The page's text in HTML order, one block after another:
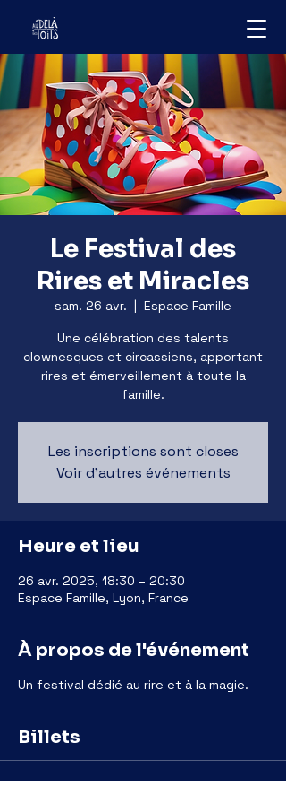
Le Festival des
Rires et Miracles
sam. 26 avr.
  |
Espace Famille
Une célébration des talents
clownesques et circassiens, apportant
rires et émerveillement à toute la
famille.
Les inscriptions sont closes
Voir d'autres événements
Heure et lieu
26 avr. 2025, 18:30 – 20:30
Espace Famille, Lyon, France
À propos de l'événement
Un festival dédié au rire et à la magie.
Billets